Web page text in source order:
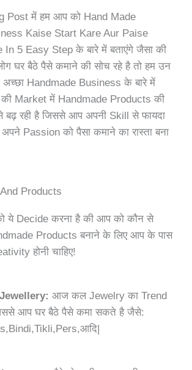
Post में हम आप को Hand Made
Kaise Start Kare Aur Paise
In 5 Easy Step के बारे में बताएंगे जैसा की
घर बैठे पैसे कमाने की सोच रहे है तो हम उन
अच्छा Handmade Business के बारे में
Market में Handmade Products की
बढ़ रही है जिससे आप अपनी Skill से फायदा
Passion को पैसा कमाने का रास्ता बना
Products
ये Decide करना है की आप को कौन से
Products बनाने के लिए आप के पास
होनी चाहिए!
आज कल Jewelry का Trend
आप घर बैठे पैसे कमा सकते है जैसे: